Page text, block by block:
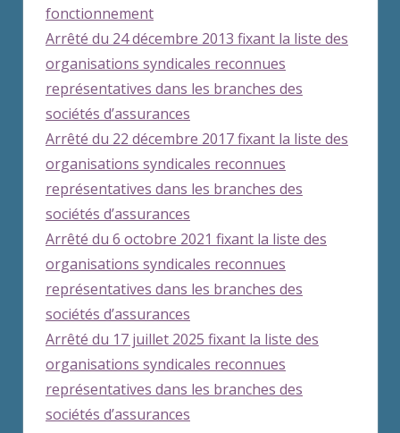
fonctionnement
Arrêté du 24 décembre 2013 fixant la liste des
organisations syndicales reconnues
représentatives dans les branches des
sociétés d’assurances
Arrêté du 22 décembre 2017 fixant la liste des
organisations syndicales reconnues
représentatives dans les branches des
sociétés d’assurances
Arrêté du 6 octobre 2021 fixant la liste des
organisations syndicales reconnues
représentatives dans les branches des
sociétés d’assurances
Arrêté du 17 juillet 2025 fixant la liste des
organisations syndicales reconnues
représentatives dans les branches des
sociétés d’assurances